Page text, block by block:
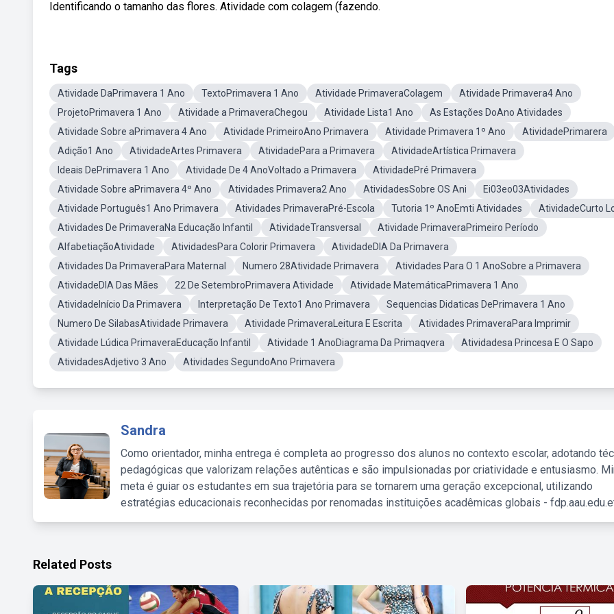
Identificando o tamanho das flores. Atividade com colagem (fazendo.
Tags
Atividade DaPrimavera 1 Ano TextoPrimavera 1 Ano Atividade PrimaveraColagem
Atividade Primavera4 Ano
ProjetoPrimavera 1 Ano
Atividade a PrimaveraChegou Atividade Lista1 Ano
As Estações DoAno Atividades
Atividade Sobre aPrimavera 4 Ano
Atividade PrimeiroAno Primavera Atividade Primavera 1º Ano
AtividadePrimarera
Adição1 Ano
AtividadeArtes Primavera AtividadePara a Primavera
AtividadeArtística Primavera
Ideais DePrimavera 1 Ano
Atividade De 4 AnoVoltado a Primavera
AtividadePré Primavera
Atividade Sobre aPrimavera 4º Ano
Atividades Primavera2 Ano AtividadesSobre OS Ani
Ei03eo03Atividades
Atividade Português1 Ano Primavera
Atividades PrimaveraPré-Escola Tutoria 1º AnoEmti Atividades
AtividadeCurto
Atividades De PrimaveraNa Educação Infantil
AtividadeTransversal
Atividade PrimaveraPrimeiro Período
AlfabetiaçãoAtividade
AtividadesPara Colorir Primavera
AtividadeDIA Da Primavera
Atividades Da PrimaveraPara Maternal
Numero 28Atividade Primavera
Atividades Para O 1 AnoSobre a Primavera
AtividadeDIA Das Mães
22 De SetembroPrimavera Atividade
Atividade MatemáticaPrimavera 1 Ano
AtividadeInício Da Primavera
Interpretação De Texto1 Ano Primavera
Sequencias Didaticas DePrimavera 1 Ano
Numero De SilabasAtividade Primavera
Atividade PrimaveraLeitura E Escrita
Atividades PrimaveraPara Imprimir
Atividade Lúdica PrimaveraEducação Infantil
Atividade 1 AnoDiagrama Da Primaqvera
Atividadesa Princesa E O Sapo
AtividadesAdjetivo 3 Ano
Atividades SegundoAno Primavera
Sandra
Como orientador, minha entrega é completa ao progresso dos alunos no contexto escolar, adotando
pedagógicas que valorizam relações autênticas e são impulsionadas por criatividade e entusiasmo.
meta é guiar os estudantes em sua trajetória para se tornarem uma geração excepcional, utilizando
estratégias educacionais reconhecidas por renomadas instituições acadêmicas globais -
Related Posts